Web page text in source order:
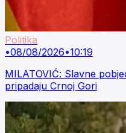
Politika
•08/08/2026•10:19
MILATOVIĆ: Slavne
pripadaju Crnoj Gori